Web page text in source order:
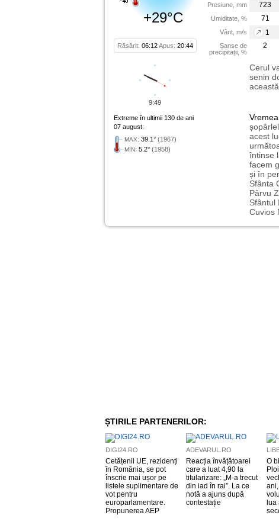
+29°C
Răsărit: 06:12Apus: 20:44
Presiune, mm
Umiditate, %
Vânt, m/s
Șanse de
precipitații, %
723
71
1
2
Cerul
senin
Extreme în ultimii 130 de ani
07 august:
MAX: 39.1° (1967)
MIN: 5.2° (1958)
Vremea
acest
întinse
facem
și în
Sfânta
Pârvu
Sfântul
Cuvios
9:49
ȘTIRILE PARTENERILOR:
DIGI24.RO
Cetățenii UE, rezidenți
în România, se pot
înscrie mai ușor pe
listele suplimentare de
vot pentru
europarlamentare.
Propunerea AEP
ADEVARUL.RO
Reacția învățătoarei
care a luat 4,90 la
titularizare: „M-a trecut
din iad în rai”. La ce
notă a ajuns după
contestație
O